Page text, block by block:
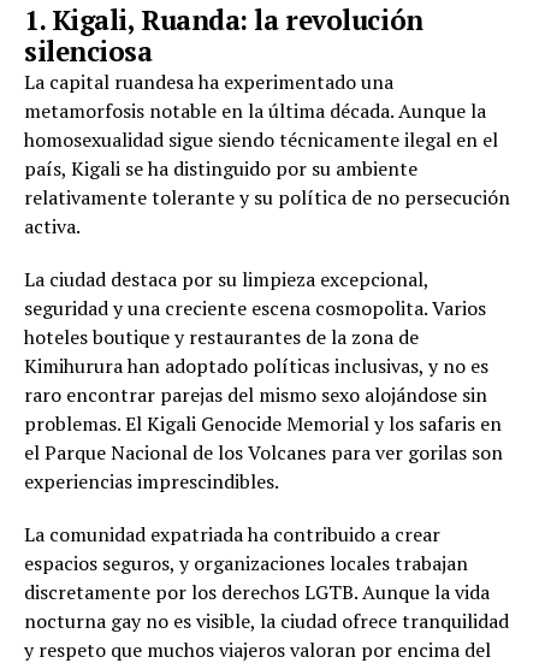
1. Kigali, Ruanda: la revolución
silenciosa
La capital ruandesa ha experimentado una
metamorfosis notable en la última década. Aunque la
homosexualidad sigue siendo técnicamente ilegal en el
país, Kigali se ha distinguido por su ambiente
relativamente tolerante y su política de no persecución
activa.
La ciudad destaca por su limpieza excepcional,
seguridad y una creciente escena cosmopolita. Varios
hoteles boutique y restaurantes de la zona de
Kimihurura han adoptado políticas inclusivas, y no es
raro encontrar parejas del mismo sexo alojándose sin
problemas. El Kigali Genocide Memorial y los safaris en
el Parque Nacional de los Volcanes para ver gorilas son
experiencias imprescindibles.
La comunidad expatriada ha contribuido a crear
espacios seguros, y organizaciones locales trabajan
discretamente por los derechos LGTB. Aunque la vida
nocturna gay no es visible, la ciudad ofrece tranquilidad
y respeto que muchos viajeros valoran por encima del